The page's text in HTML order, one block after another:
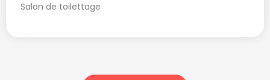
Salon de toilettage